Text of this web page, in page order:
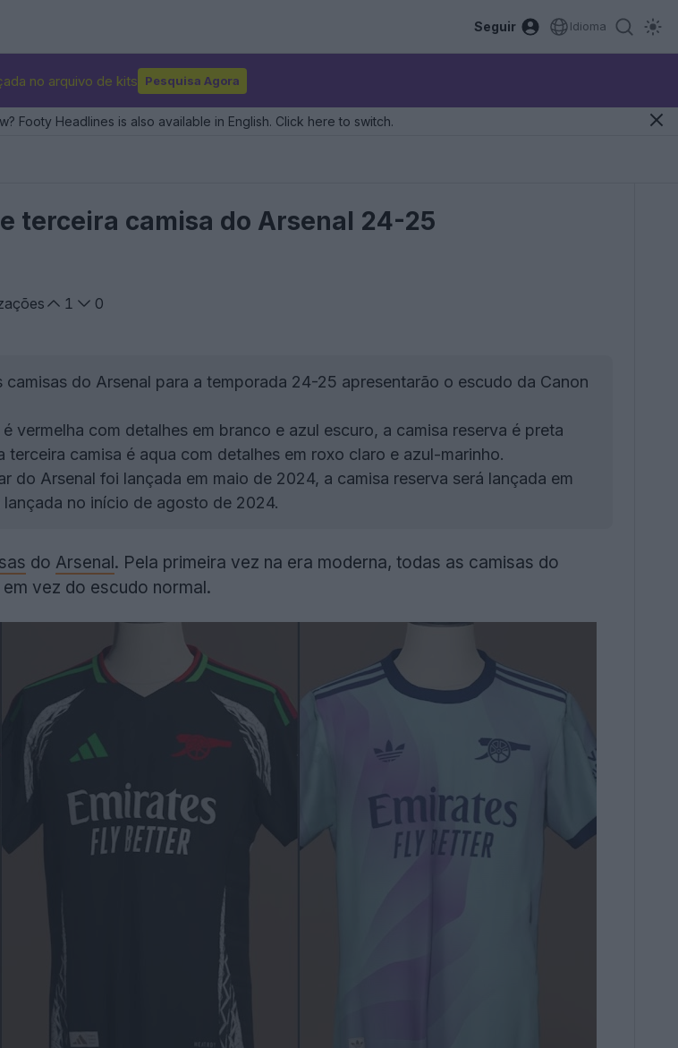
Seguir Idioma
no arquivo de kits Pesquisa Agora
Footy Headlines is also available in English. Click here to switch.
terceira camisa do Arsenal 24-25
1
0
camisas do Arsenal para a temporada 24-25 apresentarão o escudo da Canon
vermelha com detalhes em branco e azul escuro, a camisa reserva é preta
terceira camisa é aqua com detalhes em roxo claro e azul-marinho.
do Arsenal foi lançada em maio de 2024, a camisa reserva será lançada em
no início de agosto de 2024.
do Arsenal. Pela primeira vez na era moderna, todas as camisas do
vez do escudo normal.